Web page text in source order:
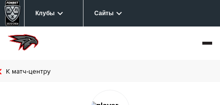
Клубы Сайты
К матч-центру